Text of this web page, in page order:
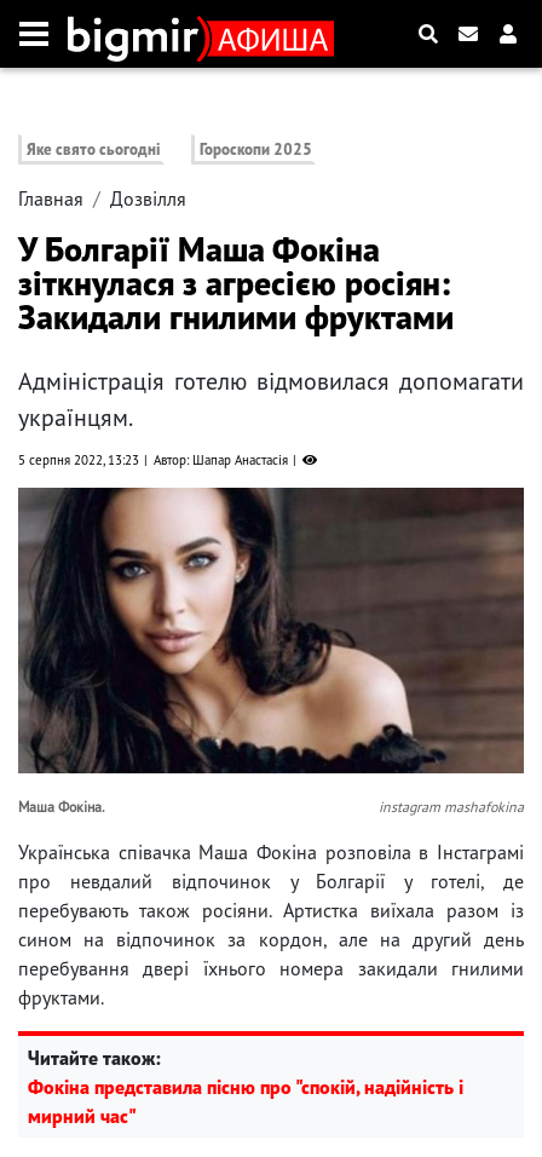
Яке свято сьогодні Гороскопи 2025
Главная Дозвілля
У Болгарії Маша Фокіна
зіткнулася з агресією росіян:
Закидали гнилими фруктами
Адміністрація готелю відмовилася допомагати
українцям.
5 серпня 2022, 13:23 Автор: Шапар Анастасія
Маша Фокіна. instagram mashafokina
Українська співачка Маша Фокіна розповіла в Інстаграмі
про невдалий відпочинок у Болгарії у готелі, де
перебувають також росіяни. Артистка виїхала разом із
сином на відпочинок за кордон, але на другий день
перебування двері їхнього номера закидали гнилими
фруктами.
Читайте також:
Фокіна представила пісню про "спокій, надійність і
мирний час"